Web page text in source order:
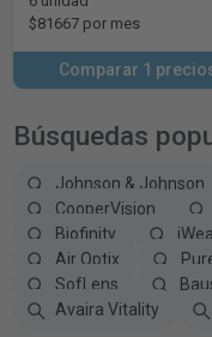
$81667 por mes
Comparar 1
Búsquedas
Johnson & Johnson
CooperVision
Biofinity
Air Optix
SofLens
Avaira Vitality